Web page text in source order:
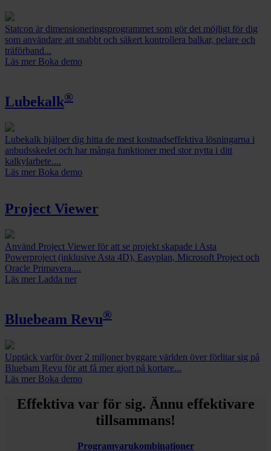
Statcon är dimensioneringsprogrammet som gör det möjligt för dig
som användare att snabbt och säkert kontrollera balkar, pelare och
träförband...
Läs mer Boka demo
Lubekalk®
Lubekalk hjälper dig hitta de mest kostnadseffektiva lösningarna i
anbudsskedet och har många funktioner med stor nytta i ditt
kalkylarbete....
Läs mer Boka demo
Project Viewer
Använd Project Viewer för att se projekt skapade i Asta
Powerproject (inklusive Asta 4D), Easyplan, Microsoft Project och
Oracle Primavera....
Läs mer Ladda ner
Bluebeam Revu®
Upptäck varför över 2 miljoner byggare världen över förlitar sig på
Bluebam Revu för att få mer gjort på kortare...
Läs mer Boka demo
Effektiva var för sig. Ännu effektivare
tillsammans!
Programvarukombinationer